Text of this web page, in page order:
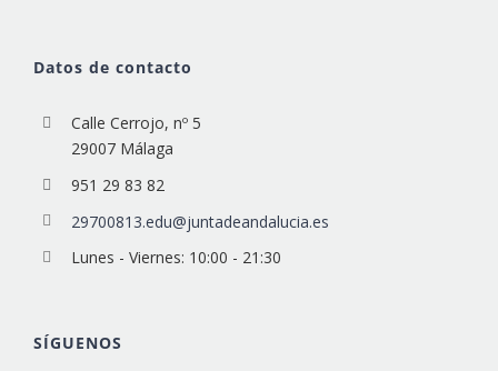
Datos de contacto
Calle Cerrojo, nº 5
29007 Málaga
951 29 83 82
29700813.edu@juntadeandalucia.es
Lunes - Viernes: 10:00 - 21:30
SÍGUENOS